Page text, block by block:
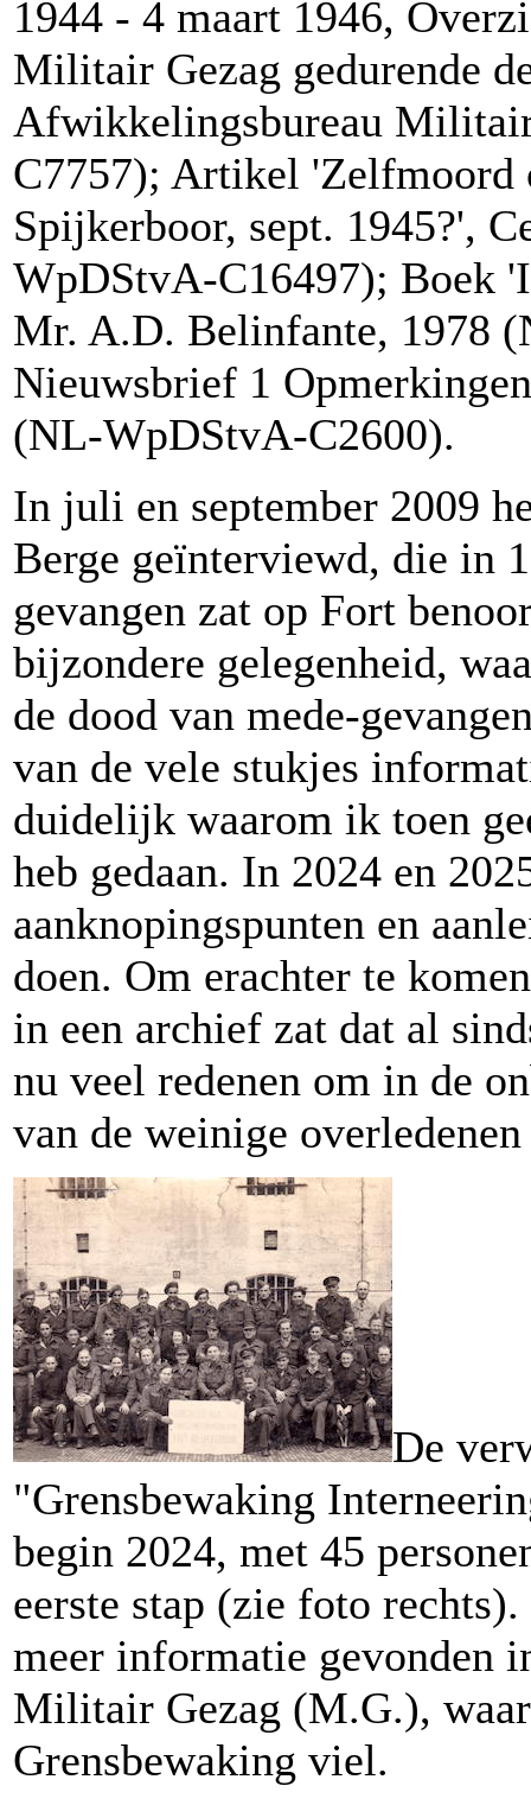
1944 - 4 maart 1946,
Militair Gezag gedurende
Afwikkelingsbureau
C7757); Artikel
Spijkerboor, sept. 1945?',
WpDStvA-C16497); Boek
Mr. A.D. Belinfante, 1978
Nieuwsbrief 1
(NL-WpDStvA-C2600).
In juli en september 2009
Berge geïnterviewd, die in
gevangen zat op Fort
bijzondere gelegenheid,
de dood van mede-
van de vele stukjes
duidelijk waarom ik toen
heb gedaan. In 2024 en
aanknopingspunten en
doen. Om erachter te
in een archief zat dat al
nu veel redenen om in de
van de weinige
De
"Grensbewaking
begin 2024, met 45
eerste stap (zie foto
meer informatie gevonden
Militair Gezag (M.G.),
Grensbewaking viel.